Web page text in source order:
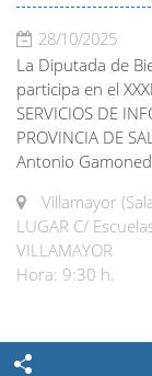
28/10/2025
La Diputada de
participa en el
SERVICIOS DE
PROVINCIA DE
Antonio
Villamayor
LUGAR C/
VILLAMAYOR
Hora: 9:30 h.